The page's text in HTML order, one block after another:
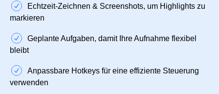
Echtzeit‑Zeichnen & Screenshots, um Highlights zu
markieren
Geplante Aufgaben, damit Ihre Aufnahme flexibel
bleibt
Anpassbare Hotkeys für eine effiziente Steuerung
verwenden